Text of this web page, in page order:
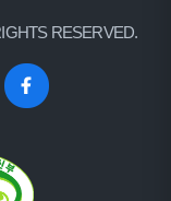
RESERVED.